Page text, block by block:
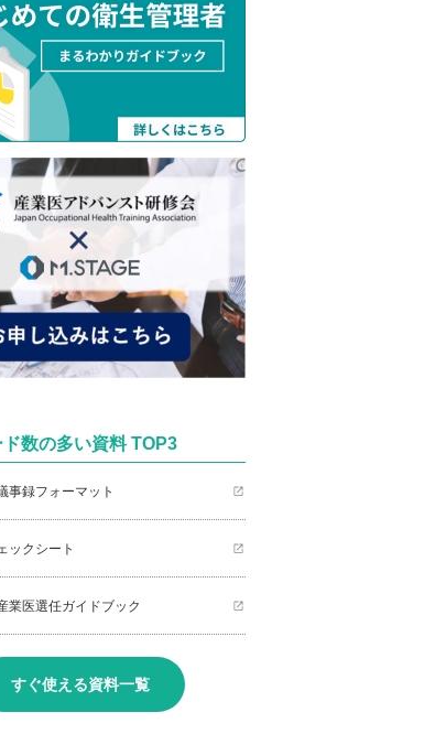
数の多い資料 TOP3
事録フォーマット
ックシート
業医選任ガイドブック
すぐ使える資料一覧